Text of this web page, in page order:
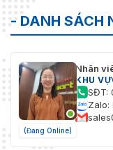
- DANH SÁCH
(Đang Online)
Nhân
KHU
SĐT:
Zalo: